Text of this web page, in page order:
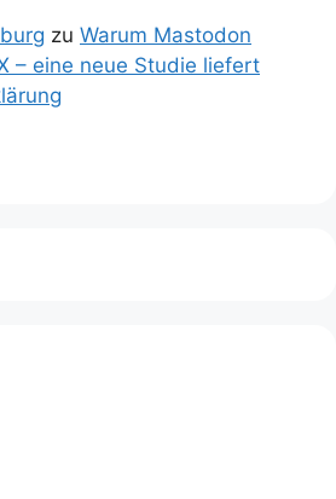
zu Warum Mastodon
– eine neue Studie liefert